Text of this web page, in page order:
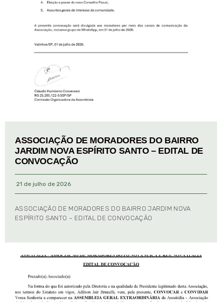
ASSOCIAÇÃO DE MORADORES DO BAIRRO
JARDIM NOVA ESPÍRITO SANTO – EDITAL DE
CONVOCAÇÃO
21 de julho de 2026
ASSOCIAÇÃO DE MORADORES DO BAIRRO JARDIM NOVA
ESPÍRITO SANTO – EDITAL DE CONVOCAÇÃO